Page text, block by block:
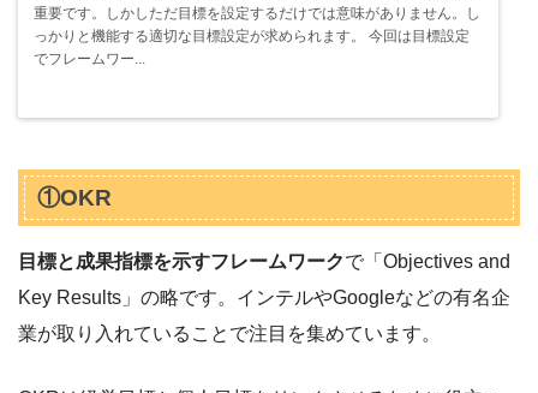
重要です。しかしただ目標を設定するだけでは意味がありません。し
っかりと機能する適切な目標設定が求められます。 今回は目標設定
でフレームワー...
①OKR
目標と成果指標を示すフレームワークで「Objectives and
Key Results」の略です。インテルやGoogleなどの有名企
業が取り入れていることで注目を集めています。